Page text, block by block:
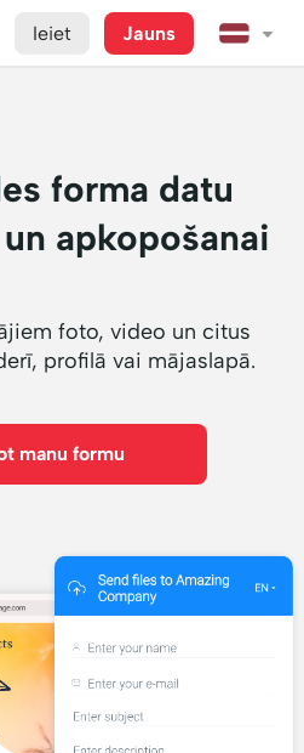
Ieiet Jauns
forma datu
apkopošanai
foto, video un citus
profilā vai mājaslapā.
manu formu